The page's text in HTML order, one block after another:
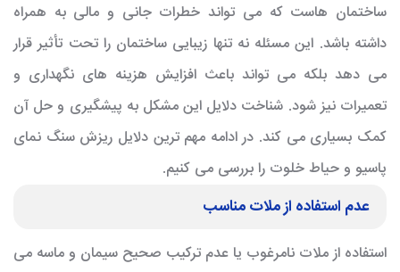
ساختمان هاست که می تواند خطرات جانی و مالی به همراه
داشته باشد. این مسئله نه تنها زیبایی ساختمان را تحت تأثیر قرار
می دهد بلکه می تواند باعث افزایش هزینه های نگهداری و
تعمیرات نیز شود. شناخت دلایل این مشکل به پیشگیری و حل آن
کمک بسیاری می کند. در ادامه مهم ترین دلایل ریزش سنگ نمای
پاسیو و حیاط خلوت را بررسی می کنیم.
عدم استفاده از ملات مناسب
استفاده از ملات نامرغوب یا عدم ترکیب صحیح سیمان و ماسه می